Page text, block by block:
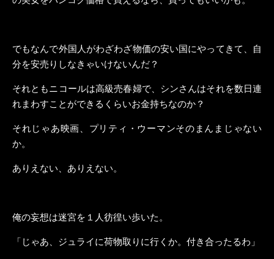
でもなんで外国人がわざわざ物価の安い国にやってきて、自
分を安売りしなきゃいけないんだ？
それともニコールは高級売春婦で、シンさんはそれを数日連
れまわすことができるくらいお金持ちなのか？
それじゃあ映画、プリティ・ウーマンそのまんまじゃない
か。
ありえない、ありえない。
俺の妄想は迷宮を１人彷徨い歩いた。
「じゃあ、ジュライに荷物取りに行くか。付き合ったるわ」